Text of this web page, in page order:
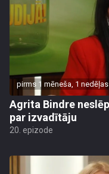
pirms 1 mēneša, 1 nedēļas
Agrita Bindre
par izvadītāju
20. epizode